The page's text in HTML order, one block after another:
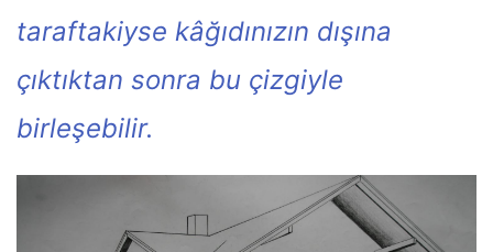
taraftakiyse kâğıdınızın dışına
çıktıktan sonra bu çizgiyle
birleşebilir.